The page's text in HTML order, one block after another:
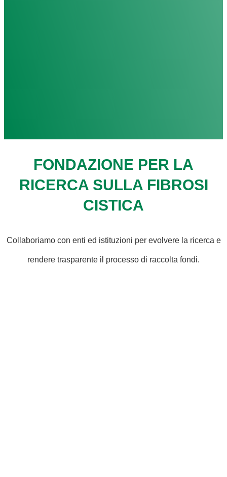
FONDAZIONE PER LA
RICERCA SULLA FIBROSI
CISTICA
Collaboriamo con enti ed istituzioni per evolvere la ricerca e
rendere trasparente il processo di raccolta fondi.